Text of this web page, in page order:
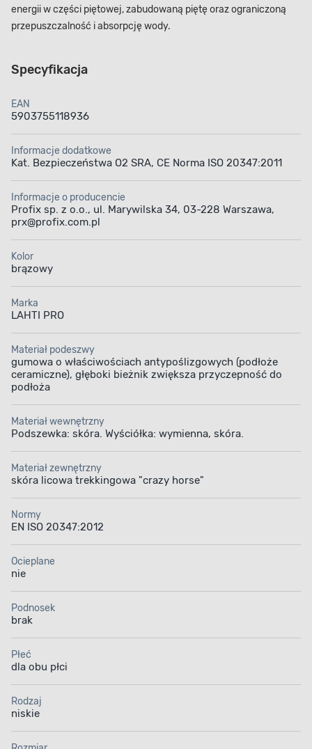
energii w części piętowej, zabudowaną piętę oraz ograniczoną
przepuszczalność i absorpcję wody.
Specyfikacja
EAN
5903755118936
Informacje dodatkowe
Kat. Bezpieczeństwa O2 SRA, CE Norma ISO 20347:2011
Informacje o producencie
Profix sp. z o.o., ul. Marywilska 34, 03-228 Warszawa,
prx@profix.com.pl
Kolor
brązowy
Marka
LAHTI PRO
Materiał podeszwy
gumowa o właściwościach antypoślizgowych (podłoże
ceramiczne), głęboki bieżnik zwiększa przyczepność do
podłoża
Materiał wewnętrzny
Podszewka: skóra. Wyściółka: wymienna, skóra.
Materiał zewnętrzny
skóra licowa trekkingowa "crazy horse"
Normy
EN ISO 20347:2012
Ocieplane
nie
Podnosek
brak
Płeć
dla obu płci
Rodzaj
niskie